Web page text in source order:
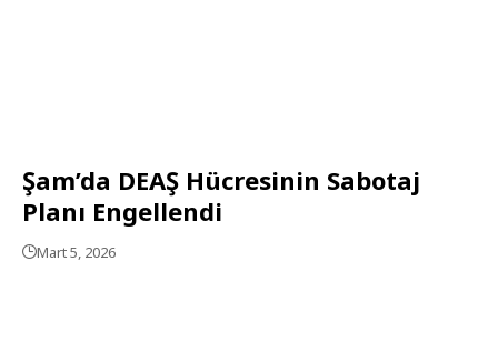
Şam’da DEAŞ Hücresinin Sabotaj
Planı Engellendi
Mart 5, 2026